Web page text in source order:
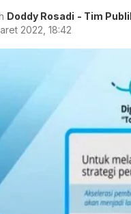
Doddy Rosadi - Tim
2022, 18:42